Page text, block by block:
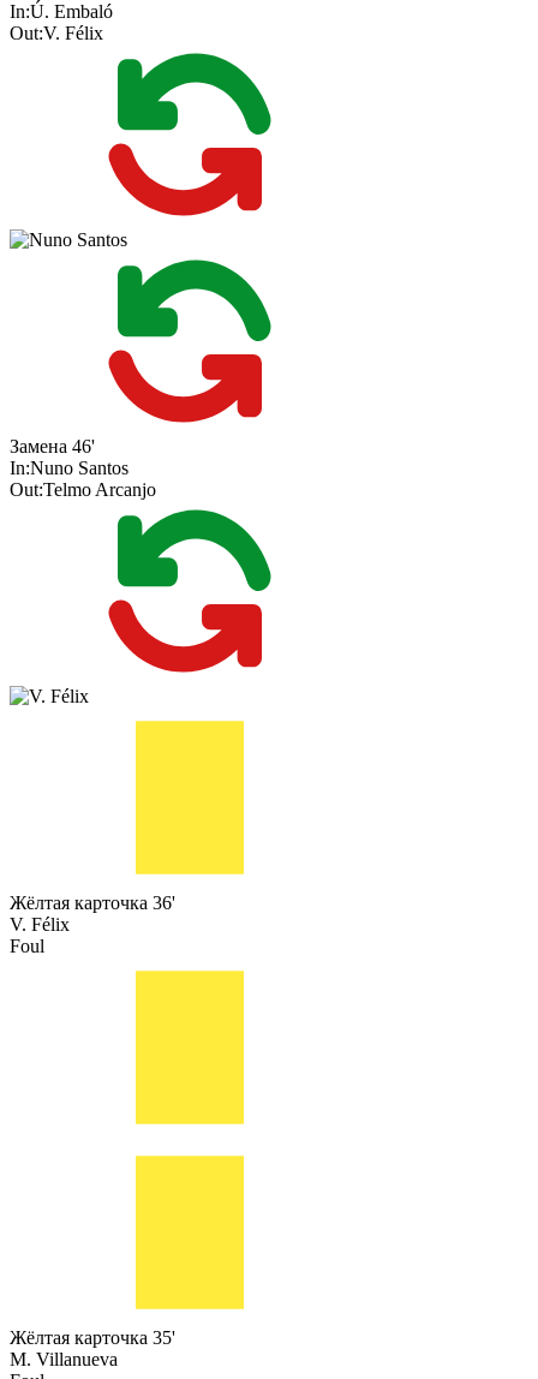
In:Ú. Embaló
Out:V. Félix
Замена 46'
In:Nuno Santos
Out:Telmo Arcanjo
Жёлтая карточка 36'
V. Félix
Foul
Жёлтая карточка 35'
M. Villanueva